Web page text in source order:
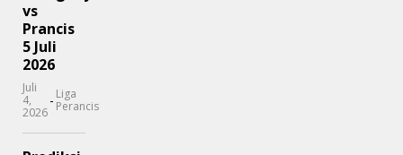
vs
Prancis
5 Juli
2026
Juli
4,
2026
- Liga
Perancis